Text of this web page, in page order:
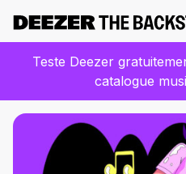
Teste Deezer
catalogue